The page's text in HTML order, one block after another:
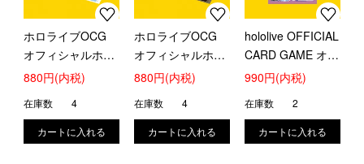
ホロライブOCG
オフィシャルホロ
カストレージボッ
ゴ White)
880円(内税)
在庫数 4
ホロライブOCG
オフィシャルホロ
カストレージボッ
ゴ Black)
880円(内税)
在庫数 4
hololive OFFICIAL
CARD GAME オフ
ィシャルホロカス
『FUWAMOCO』
990円(内税)
在庫数 2